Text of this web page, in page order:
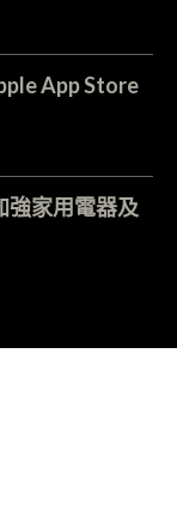
App Store
家用電器及